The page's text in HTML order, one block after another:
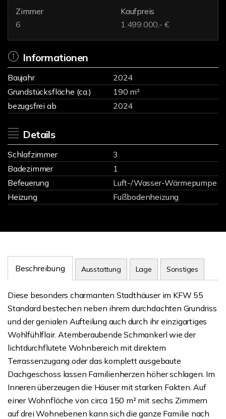
Zimmer
6
Kaufpreis
1.499.000,- €
Informationen
Baujahr
2024
Grundstücksfläche (ca.)
190 m²
bezugsfrei ab
2024
Details
Schlafzimmer
3
Badezimmer
1
Befeuerung
Luft-/Wasser-Wärmepumpe
Heizung
Fußbodenheizung
Beschreibung Ausstattung Lage Sonstiges
Diese besonders charmanten Stadthäuser im KFW 55
Standard bestechen neben ihrem durchdachten Grundriss
und der genialen Aufteilung auch durch ihr einzigartiges
Wohlfühlflair. Atemberaubende Schmankerl wie der
lichtdurchflutete Wohnbereich mit direktem
Terrassenzugang oder das komplett ausgebaute
Dachgeschoss lassen Familienherzen höher schlagen. Im
Inneren überzeugen die Häuser mit starken Fakten. Auf
einer Wohnfläche von circa 150 m² mit sechs Zimmern
auf drei Wohnebenen kann sich die ganze Familie nach